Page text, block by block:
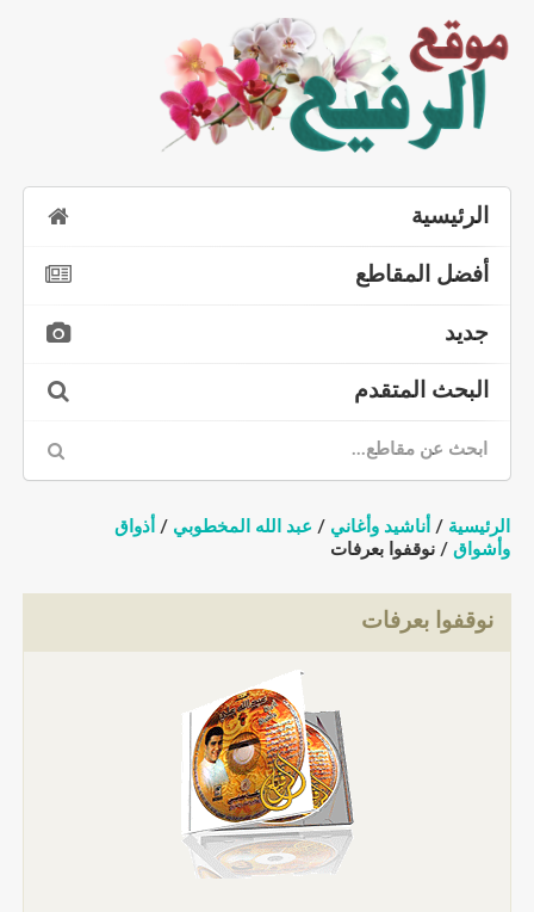
الرئيسية
أفضل المقاطع
جديد
البحث المتقدم
/أناشيد وأغاني/عبد الله المخطوبي/أذواق
/ نوقفوا بعرفات
نوقفوا بعرفات